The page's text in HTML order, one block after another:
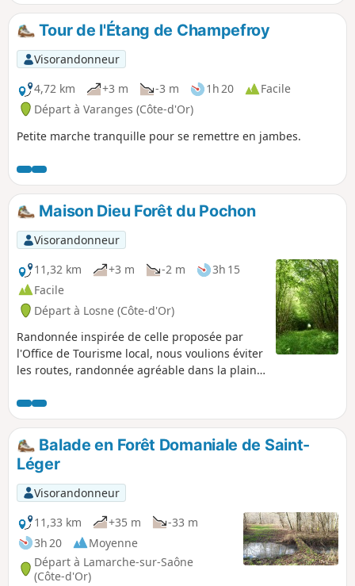
Tour de l'Étang de Champefroy
Visorandonneur
4,72 km
+3 m -3 m 1h 20
Facile
Départ à Varanges (Côte-d'Or)
Petite marche tranquille pour se remettre en jambes.
Maison Dieu Forêt du Pochon
Visorandonneur
11,32 km
+3 m -2 m
3h 15
Facile
Départ à Losne (Côte-d'Or)
Randonnée inspirée de celle proposée par
l'Office de Tourisme local, nous voulions éviter
les routes, randonnée agréable dans la plaine
Balade en Forêt Domaniale de Saint-
Léger
Visorandonneur
11,33 km
+35 m
-33 m
3h 20
Moyenne
Départ à Lamarche-sur-Saône
(Côte-d'Or)